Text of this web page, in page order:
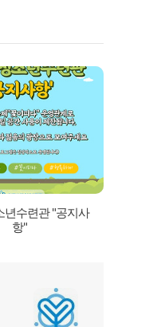
년수련관 "공지사
항"